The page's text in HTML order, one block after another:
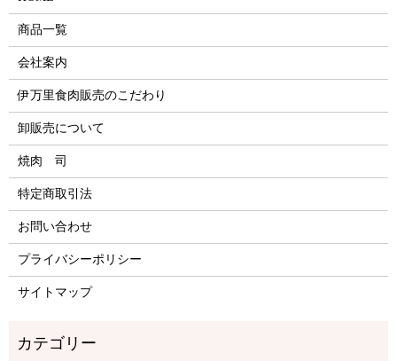
商品一覧
会社案内
伊万里食肉販売のこだわり
卸販売について
焼肉 司
特定商取引法
お問い合わせ
プライバシーポリシー
サイトマップ